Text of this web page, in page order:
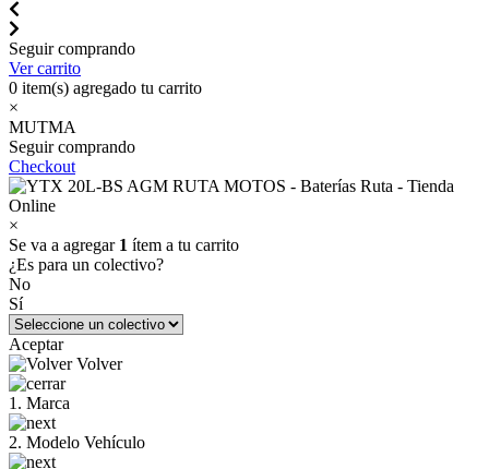
Seguir comprando
Ver carrito
0 item(s) agregado tu carrito
×
MUTMA
Seguir comprando
Checkout
×
Se va a agregar 1 ítem a tu carrito
¿Es para un colectivo?
No
Sí
Aceptar
Volver
1. Marca
2. Modelo Vehículo